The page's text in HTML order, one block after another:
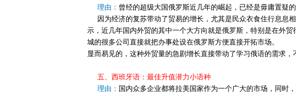
理由： 曾经的超级大国俄罗斯近几年的崛起，已经是毋庸置疑
因为经济的复苏带动了贸易的增长，尤其是民众衣食住行息息
示，近几年国内外贸的其中一个大方向就是俄罗斯，特别是在外
城的很多公司直接就把办事处设在俄罗斯方便直接开拓市场。
显而易见的，这种外贸量的急剧增长直接带动了学习俄语的需求
五、西班牙语：最佳升值潜力小语种
理由： 国内众多企业都将拉美国家作为一个广大的市场，同时